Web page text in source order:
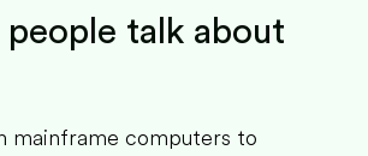
talk about
mainframe computers to